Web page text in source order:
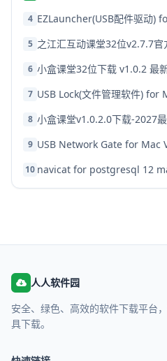
4 EZLauncher(USB配件驱动)
5 之江汇互动课堂32位v2.7.7官
6 小盒课堂32位下载 v1.0.2 最
7 USB Lock(文件管理软件) for
8
9 USB Network Gate for Mac
10
人人软件园
安全、绿色、高效的软件下载平台
具下载。